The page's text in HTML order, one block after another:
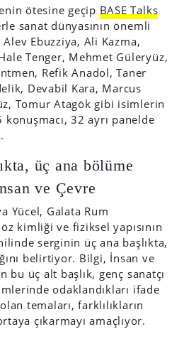
ötesine geçip BASE Talks
sanat dünyasının önemli
Ebuzziya, Ali Kazma,
Tenger, Mehmet Güleryüz,
Refik Anadol, Taner
Devabil Kara, Marcus
Tomur Atagök gibi isimlerin
konuşmacı, 32 ayrı panelde
üç ana bölüme
ve Çevre
Yücel, Galata Rum
kimliği ve fiziksel yapısının
serginin üç ana başlıkta,
belirtiyor. Bilgi, İnsan ve
bu üç alt başlık, genç sanatçı
odaklandıkları ifade
temaları, farklılıkların
çıkarmayı amaçlıyor.